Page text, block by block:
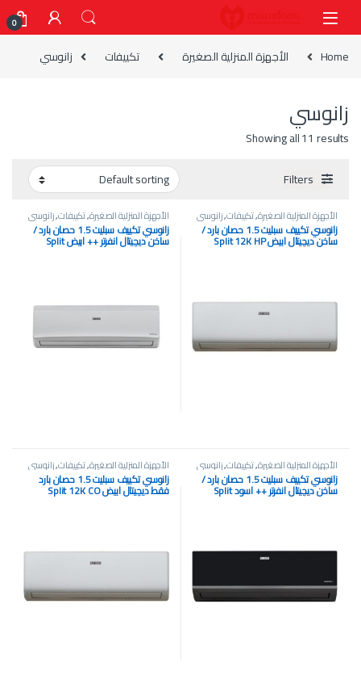
Skip to navigation
Skip to content
0
Home الأجهزة المنزلية الصغيرة تكييفات زانوسي
زانوسي
Showing all 11 results
Filters
الأجهزة المنزلية الصغيرة,تكييفات,زانوسي
زانوسي تكييف سبليت 1.5 حصان بارد /
ساخن ديچيتال ابيض Split 12K HP
الأجهزة المنزلية الصغيرة,تكييفات,زانوسي
زانوسي تكييف سبليت 1.5 حصان بارد /
ساخن ديچيتال انفرتر ++ ابيض Split
Inverter++ 12K BTU
الأجهزة المنزلية الصغيرة,تكييفات,زانوسي
زانوسي تكييف سبليت 1.5 حصان بارد /
ساخن ديچيتال انفرتر ++ اسود Split
Inverter++ 12K BTU
الأجهزة المنزلية الصغيرة,تكييفات,زانوسي
زانوسي تكييف سبليت 1.5 حصان بارد
فقط ديچيتال ابيض Split 12K CO